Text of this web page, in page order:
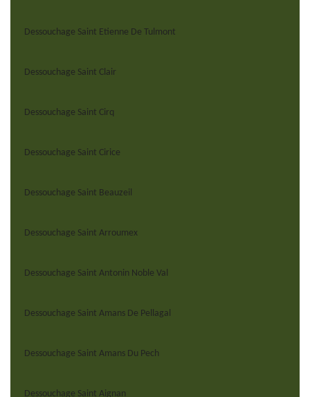
Dessouchage Saint Etienne De Tulmont
Dessouchage Saint Clair
Dessouchage Saint Cirq
Dessouchage Saint Cirice
Dessouchage Saint Beauzeil
Dessouchage Saint Arroumex
Dessouchage Saint Antonin Noble Val
Dessouchage Saint Amans De Pellagal
Dessouchage Saint Amans Du Pech
Dessouchage Saint Aignan